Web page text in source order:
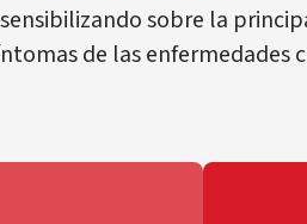
sobre la
de las enfermedades